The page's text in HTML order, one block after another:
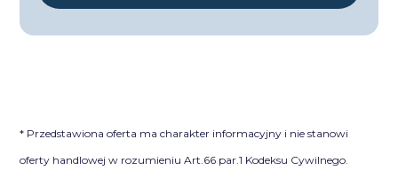
* Przedstawiona oferta ma charakter informacyjny i nie stanowi
oferty handlowej w rozumieniu Art.66 par.1 Kodeksu Cywilnego.